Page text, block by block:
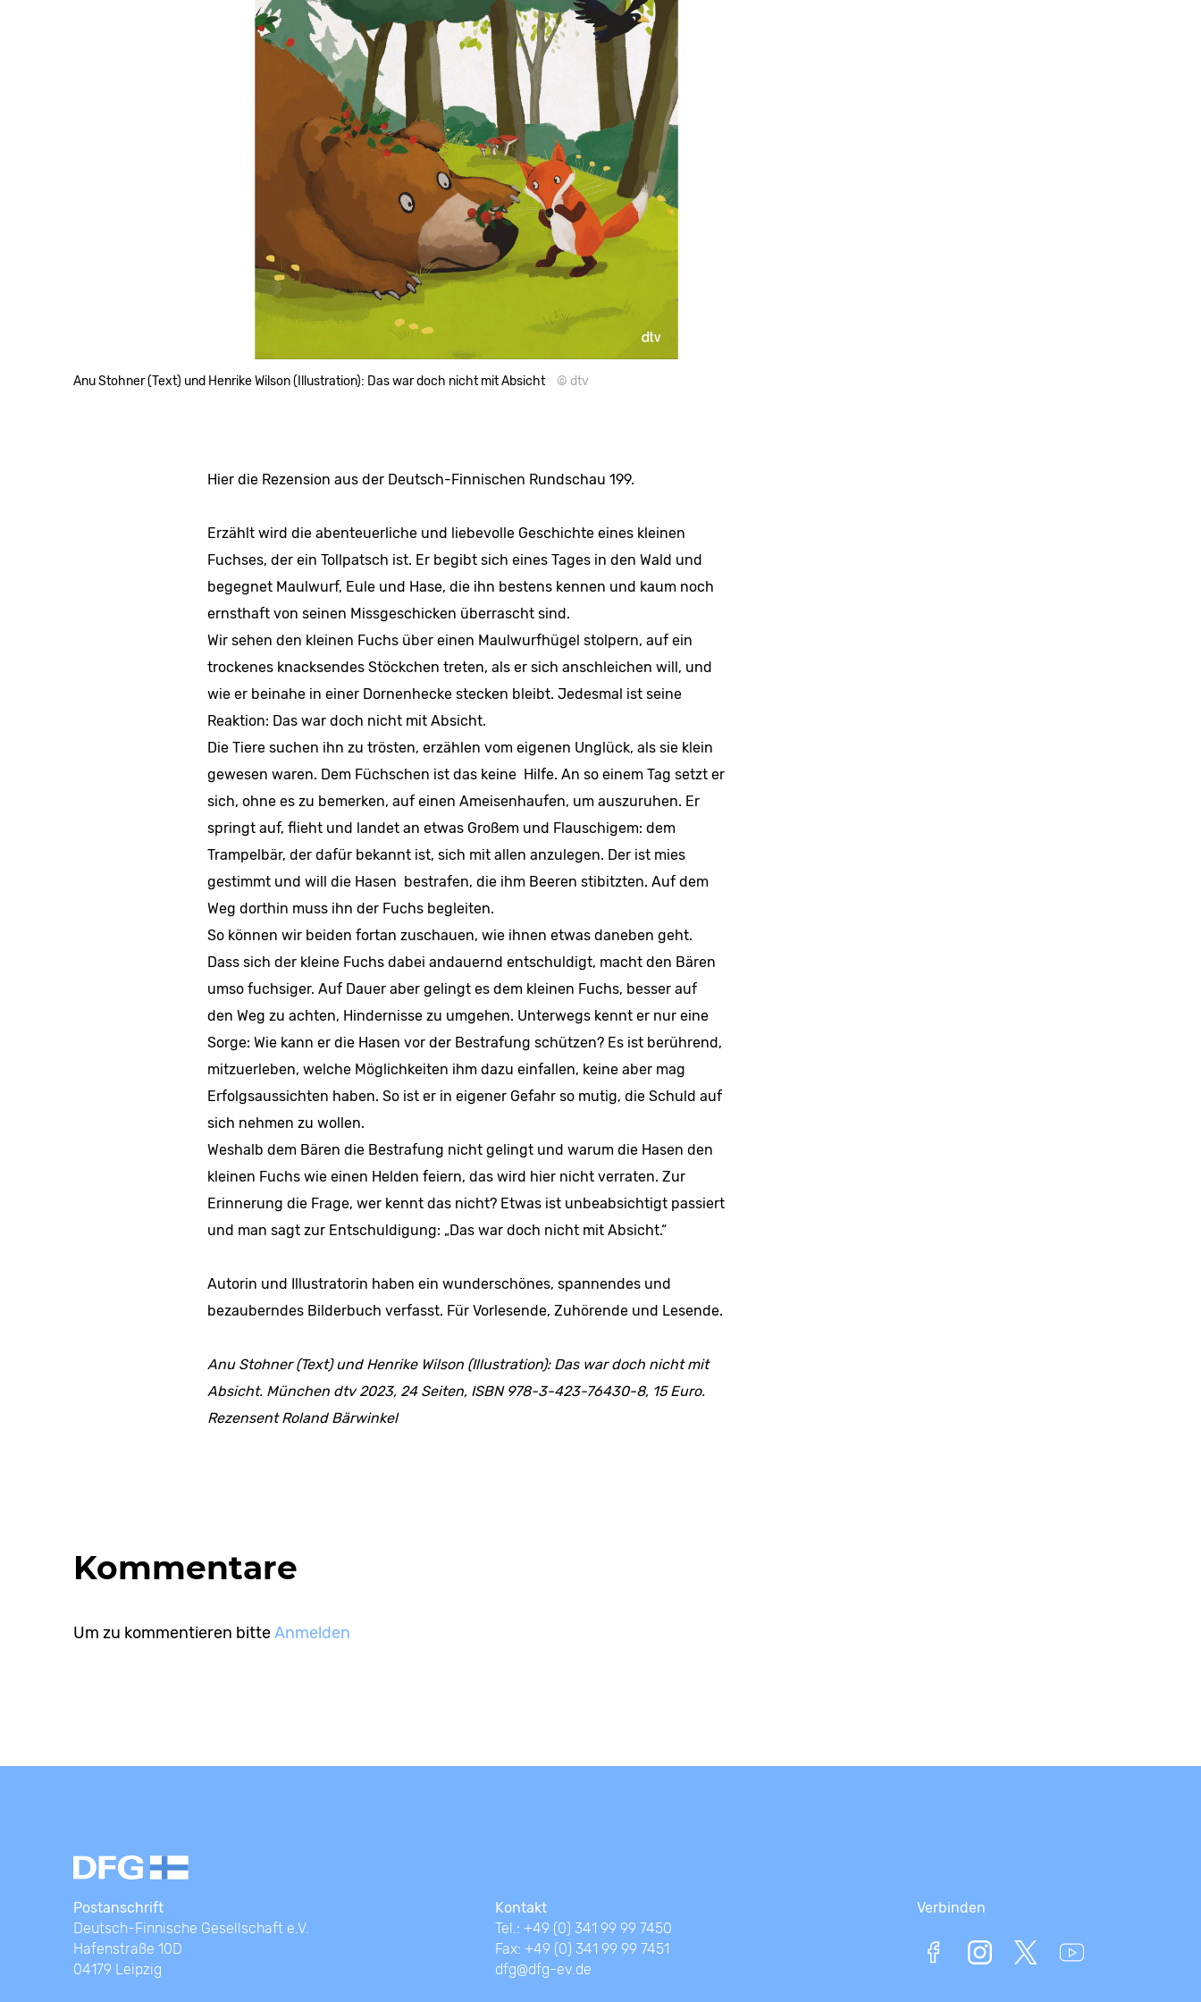
Anu Stohner (Text) und Henrike Wilson (Illustration): Das war doch nicht mit Absicht © dtv
Hier die Rezension aus der Deutsch-Finnischen Rundschau 199.
Erzählt wird die abenteuerliche und liebe­volle Geschichte eines kleinen
Fuchses, der ein Tollpatsch ist. Er begibt sich eines Tages in den Wald und
begegnet Maulwurf, Eule und Hase, die ihn bestens kennen und kaum noch
ernsthaft von seinen Missgeschicken überrascht sind.
Wir sehen den kleinen Fuchs über einen Maulwurfhügel stolpern, auf ein
trockenes knacksendes Stöckchen treten, als er sich anschleichen will, und
wie er beinahe in einer Dornenhecke stecken bleibt. Jedesmal ist seine
Reaktion: Das war doch nicht mit Absicht.
Die Tiere suchen ihn zu trösten, erzählen vom eigenen Unglück, als sie klein
gewesen waren. Dem Füchschen ist das keine Hilfe. An so einem Tag setzt er
sich, ohne es zu bemerken, auf einen Ameisen­haufen, um auszuruhen. Er
springt auf, flieht und landet an etwas Großem und Flauschigem: dem
Trampelbär, der dafür bekannt ist, sich mit allen anzulegen. Der ist mies
gestimmt und will die Hasen bestrafen, die ihm Beeren stibitzten. Auf dem
Weg dorthin muss ihn der Fuchs begleiten.
So können wir beiden fortan zuschauen, wie ihnen etwas daneben geht.
Dass sich der kleine Fuchs dabei andauernd entschuldigt, macht den Bären
umso fuchsiger. Auf Dauer aber gelingt es dem kleinen Fuchs, besser auf
den Weg zu achten, Hindernisse zu umgehen. Unterwegs kennt er nur eine
Sorge: Wie kann er die Hasen vor der Bestrafung schützen? Es ist berührend,
mitzuerleben, welche Möglichkeiten ihm dazu einfallen, keine aber mag
Erfolgsaussichten haben. So ist er in eigener Gefahr so mutig, die Schuld auf
sich nehmen zu wollen.
Weshalb dem Bären die Bestrafung nicht gelingt und warum die Hasen den
kleinen Fuchs wie einen Helden feiern, das wird hier nicht ver­raten. Zur
Erinnerung die Frage, wer kennt das nicht? Etwas ist unbeabsichtigt passiert
und man sagt zur Entschuldigung: „Das war doch nicht mit Absicht.“
Autorin und Illus­tratorin haben ein wunderschönes, span­nen­des und
bezaubern­des Bilderbuch verfasst. Für Vorlesende, Zuhörende und Lesende.
Anu Stohner (Text) und Henrike Wilson (Illustration): Das war doch nicht mit
Absicht. München dtv 2023, 24 Seiten, ISBN 978-3-423-76430-8, 15 Euro.
Rezensent Roland Bärwinkel
Kommentare
Um zu kommentieren bitteAnmelden
Postanschrift
Deutsch-Finnische Gesellschaft e.V.
Hafenstraße 10D
04179 Leipzig
Kontakt
Tel.: +49 (0) 341 99 99 7450
Fax: +49 (0) 341 99 99 7451
dfg@dfg-ev.de
Verbinden